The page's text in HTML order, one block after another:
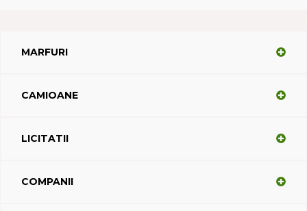
MARFURI
CAMIOANE
LICITATII
COMPANII